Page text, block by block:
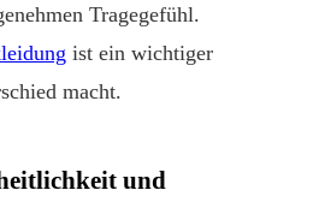
Tragegefühl.
ist ein wichtiger
macht.
und